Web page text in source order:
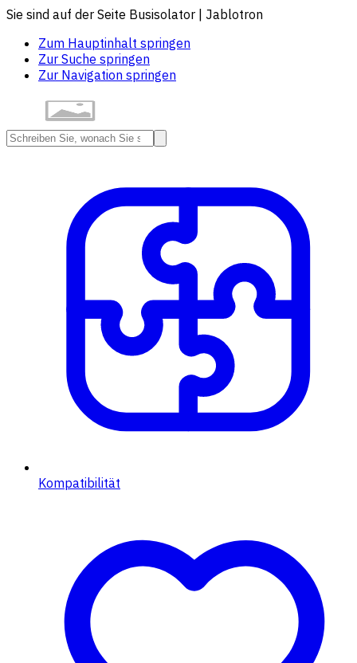
Sie sind auf der Seite Busisolator | Jablotron
Zum Hauptinhalt springen
Zur Suche springen
Zur Navigation springen
Kompatibilität